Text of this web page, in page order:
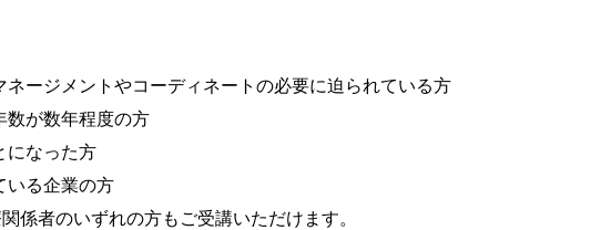
ージメントやコーディネートの必要に迫られている方
が数年程度の方
になった方
いる企業の方
係者のいずれの方もご受講いただけます。